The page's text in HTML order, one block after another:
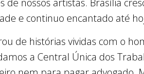
de nossos artistas. Brasília
e continuo encantado até
de histórias vividas com o
a Central Única dos